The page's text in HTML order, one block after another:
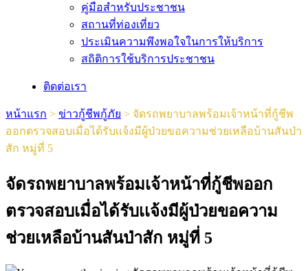
คู่มือสำหรับประชาชน
สถานที่ท่องเที่ยว
ประเมินความพึงพอใจในการให้บริการ
สถิติการใช้บริการประชาชน
ติดต่อเรา
หน้าแรก > ข่าวกู้ชีพกู้ภัย > จัดรถพยาบาลพร้อมเจ้าหน้าที่กู้ชีพ
ออกตรวจสอบเมื่อได้รับเเจ้งมีผู้ป่วยขอความช่วยเหลือบ้านสันป่า
สัก หมู่ที่ 5
จัดรถพยาบาลพร้อมเจ้าหน้าที่กู้ชีพออก
ตรวจสอบเมื่อได้รับเเจ้งมีผู้ป่วยขอความ
ช่วยเหลือบ้านสันป่าสัก หมู่ที่ 5